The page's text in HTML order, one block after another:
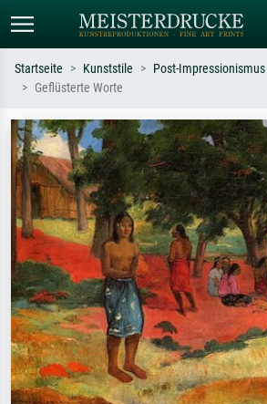
Suchen Sie nach Künstlern, Werktiteln
oder Stilen – z.B. Monet,
Sternennacht, Impressionismus, Welle
Hokusai, Akt.
Wiese,
Startseite Kunststile Post-Impressionismus
Geflüsterte Worte